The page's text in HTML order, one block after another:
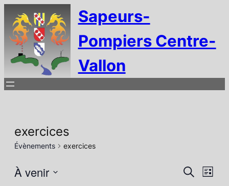
Sapeurs-
Pompiers Centre-
Vallon
exercices
Évènements exercices
Recherche
Liste
À venir